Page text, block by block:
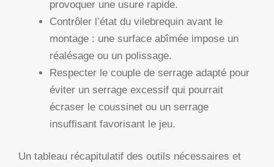
provoquer une usure rapide.
Contrôler l’état du vilebrequin avant le
montage : une surface abîmée impose un
réalésage ou un polissage.
Respecter le couple de serrage adapté pour
éviter un serrage excessif qui pourrait
écraser le coussinet ou un serrage
insuffisant favorisant le jeu.
Un tableau récapitulatif des outils nécessaires et